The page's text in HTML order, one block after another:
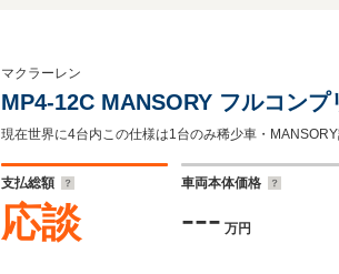
マクラーレン
MP4-12C MANSORY フルコン
支払総額
応談
車両本体価格
--- 万円